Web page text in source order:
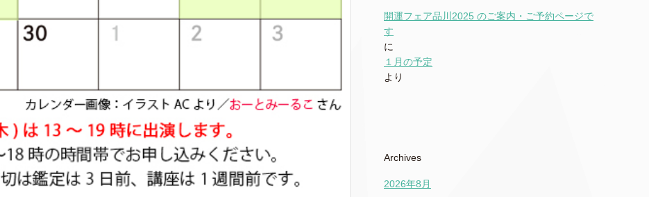
開運フェア品川2025 のご案内・ご予約ページで
す
に
１月の予定
より
Archives
2026年8月